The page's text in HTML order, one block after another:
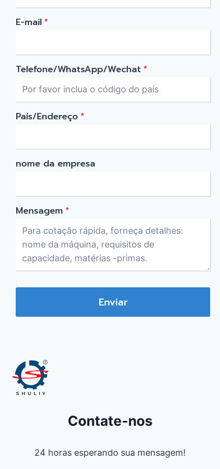
E-mail*
Telefone/WhatsApp/Wechat *
País/Endereço *
nome da empresa
Mensagem *
Enviar
Contate-nos
24 horas esperando sua mensagem!